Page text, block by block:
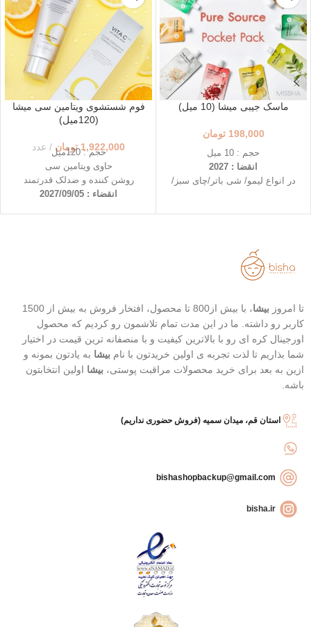
ماسک جیبی میشا (10 میل)
198,000 تومان
حجم : 10 میل
انقضا : 2027
در انواع لیمو/ شی باتر/چای سبز/
تغذیه و نرم کننده عمقی پوست
(شی باتر)
سبز)
کنترل آکنه و تسکین قرمزی جوش
(درخت چای)
فوم شستشوی ویتامین سی میشا
(120میل)
1,922,000 تومان عدد
حجم : 120میل
حاوی ویتامین سی
روشن کننده و ضدلک قدرتمند
انقضاء : 2027/09/05
تا امروز بیشا
، با بیش از800 تا محصول، افتخار فروش به بیش از 1500
کاربر رو داشته. ما در این مدت تمام تلاشمون رو کردیم که محصول
اورجینال کره ای رو با بالاترین کیفیت و با منصفانه ترین قیمت در اختیار
شما بذاریم تا لذت تجربه ی اولین خریدتون با نام بیشا به یادتون بمونه و
ازین به بعد برای خرید محصولات مراقبت پوستی، بیشا اولین انتخابتون
باشه.
استان قم، میدان سمیه (فروش حضوری نداریم)
bisha.ir